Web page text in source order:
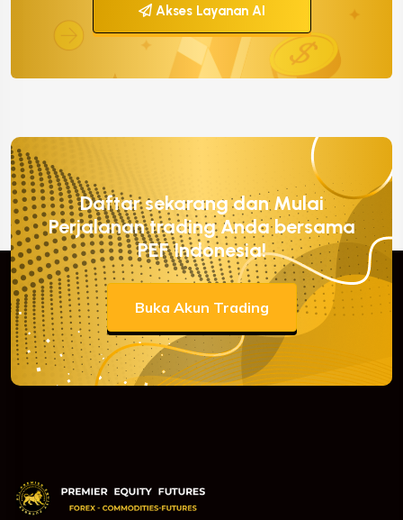
Akses Layanan AI
Daftar sekarang dan Mulai
Perjalanan trading Anda bersama
PEF Indonesia!
Buka Akun Trading